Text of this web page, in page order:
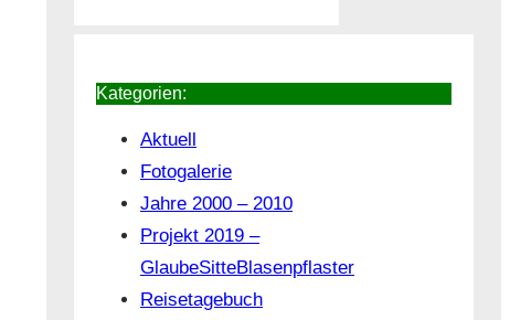
Kategorien:
Aktuell
Fotogalerie
Jahre 2000 – 2010
Projekt 2019 –
GlaubeSitteBlasenpflaster
Reisetagebuch